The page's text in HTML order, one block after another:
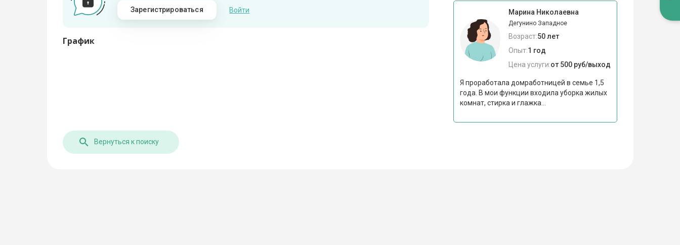
Зарегистрироваться Войти
График
Марина Николаевна
Дегунино Западное
Возраст:50 лет
Опыт:1 год
Цена услуги:от 500 руб/выход
Я проработала домработницей в семье 1,5
года. В мои функции входила уборка жилых
комнат, стирка и глажка...
Вернуться к поиску